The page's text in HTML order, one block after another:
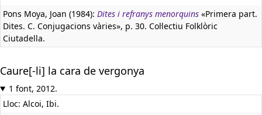
Pons Moya, Joan (1984): Dites i refranys menorquins «Primera part.
Dites. C. Conjugacions vàries», p. 30. Col·lectiu Folklòric
Ciutadella.
Caure[-li] la cara de vergonya
1 font, 2012.
Lloc: Alcoi, Ibi.